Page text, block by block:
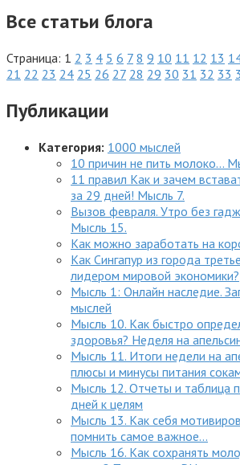
Все статьи блога
Страница: 1 2 3 4 5 6 7 8 9 10 11 12 13
21 22 23 24 25 26 27 28 29 30 31 32 33
Публикации
Категория: 1000 мыслей
10 причин не пить молоко...
11 правил Как и зачем
за 29 дней! Мысль 7.
Вызов февраля. Утро без
Мысль 15.
Как можно заработать на
Как Сингапур из города
лидером мировой экономики?
Мысль 1: Онлайн наследие.
мыслей
Мысль 10. Как быстро
здоровья? Неделя на
Мысль 11. Итоги недели на
плюсы и минусы питания
Мысль 12. Отчеты и таблица
дней к целям
Мысль 13. Как себя
помнить самое важное...
Мысль 16. Как сохранять